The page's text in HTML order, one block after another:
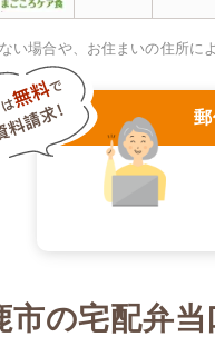
い場合や、お住まいの住所に
市の宅配弁当